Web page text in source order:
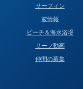
サーフィン
波情報
ビーチ＆海水浴場
サーフ動画
仲間の募集